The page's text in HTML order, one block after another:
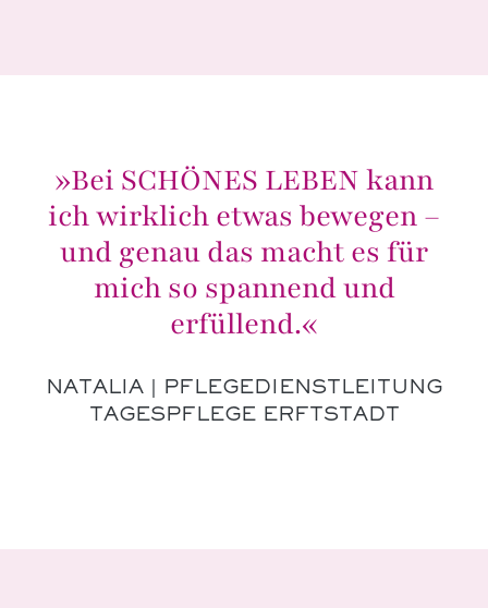
»Bei SCHÖNES LEBEN kann
ich wirklich etwas bewegen –
und genau das macht es für
mich so spannend und
erfüllend.«
NATALIA | PFLEGEDIENSTLEITUNG
TAGESPFLEGE ERFTSTADT